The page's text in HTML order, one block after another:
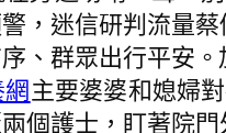
，迷信研判流量
、群眾出行平安
主要婆婆和媳婦
個護士，盯著院